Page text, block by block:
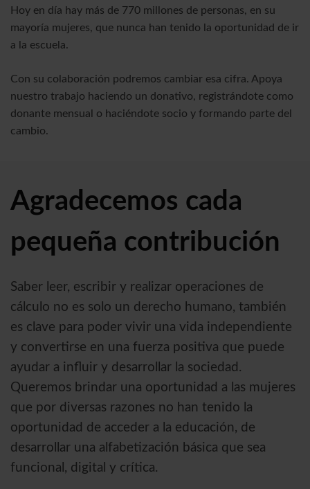
Hoy en día hay más de 770 millones de personas, en su
mayoría mujeres, que nunca han tenido la oportunidad de ir
a la escuela.
Con su colaboración podremos cambiar esa cifra. Apoya
nuestro trabajo haciendo un donativo, registrándote como
donante mensual o haciéndote socio y formando parte del
cambio.
Agradecemos cada
pequeña contribución
Saber leer, escribir y realizar operaciones de
cálculo no es solo un derecho humano, también
es clave para poder vivir una vida independiente
y convertirse en una fuerza positiva que puede
ayudar a influir y desarrollar la sociedad.
Queremos brindar una oportunidad a las mujeres
que por diversas razones no han tenido la
oportunidad de acceder a la educación, de
desarrollar una alfabetización básica que sea
funcional, digital y crítica.